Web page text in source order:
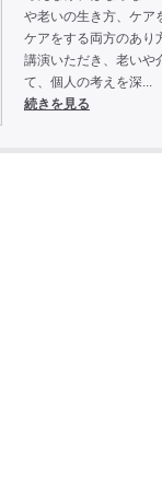
や老いの生き方、ケア
ケアをする両方のあり
講演いただき、老いや
て、個人の考えを深...
続きを見る